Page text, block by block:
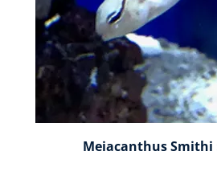
Meiacanthus Smithi